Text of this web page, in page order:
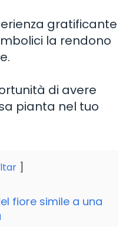
gratificante
la rendono
di avere
pianta nel tuo
fiore simile a una